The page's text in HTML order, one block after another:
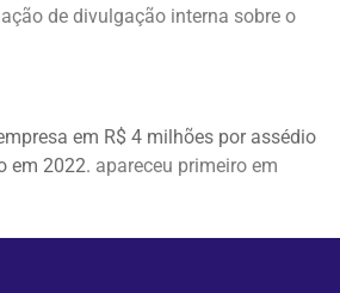
de divulgação interna sobre o
em R$ 4 milhões por assédio
em 2022. apareceu primeiro em